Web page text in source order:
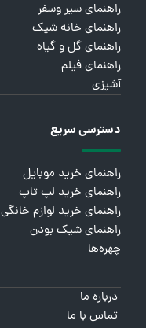
راهنمای سیر وسفر
راهنمای خانه شیک
راهنمای گل و گیاه
راهنمای فیلم
آشپزی
دسترسی سریع
راهنمای خرید موبایل
راهنمای خرید لپ تاپ
راهنمای خرید لوازم خانگی
راهنمای شیک بودن
چهره‌ها
درباره ما
تماس با ما